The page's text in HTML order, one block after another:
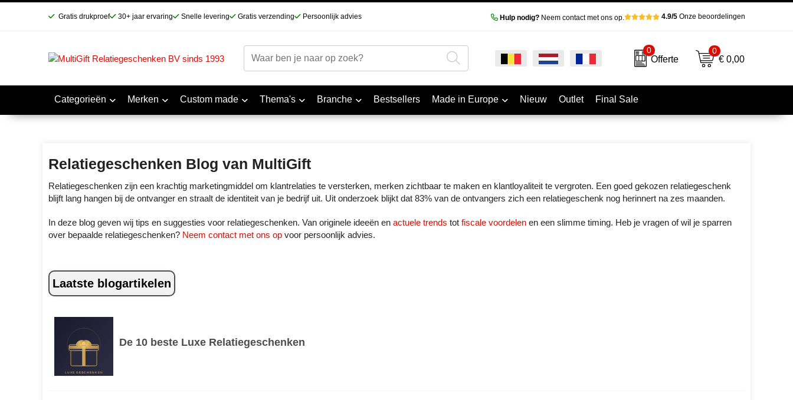
Gratis drukproef 30+ jaar ervaring Snelle levering Gratis verzending Persoonlijk advies Hulp nodig?Neem contact met ons op. 4.9/5Onze beoordelingen
0
Offerte
0
€ 0,00
Categorieën Merken Custom made Thema's Branche Bestsellers Made in Europe Nieuw Outlet Final Sale
Relatiegeschenken Blog van MultiGift
Relatiegeschenken zijn een krachtig marketingmiddel om klantrelaties te versterken, merken zichtbaar te maken en klantloyaliteit te vergroten. Een goed gekozen relatiegeschenk
blijft lang hangen bij de ontvanger en straalt de identiteit van je bedrijf uit. Uit onderzoek blijkt dat 83% van de ontvangers zich een relatiegeschenk nog herinnert na zes maanden.
In deze blog geven wij tips en suggesties voor relatiegeschenken. Van originele ideeën en actuele trends tot fiscale voordelenen een slimme timing. Heb je vragen of wil je sparren
over bepaalde relatiegeschenken? Neem contact met ons opvoor persoonlijk advies.
Laatste blogartikelen
LUXE GESCHENKEN
De 10 beste Luxe Relatiegeschenken